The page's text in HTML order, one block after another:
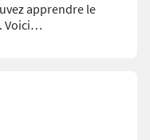
apprendre le
Voici…